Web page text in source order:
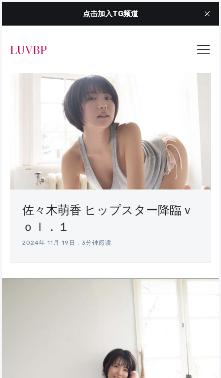
点击加入TG频道
LUVBP
佐々木萌香 ヒップスター降臨ｖ
ｏｌ．１
2024年 11月 19日 3分钟阅读